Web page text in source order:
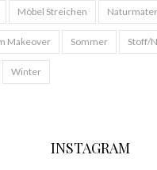
Möbel Streichen
Makeover Sommer Stoff/
Winter
INSTAGRAM